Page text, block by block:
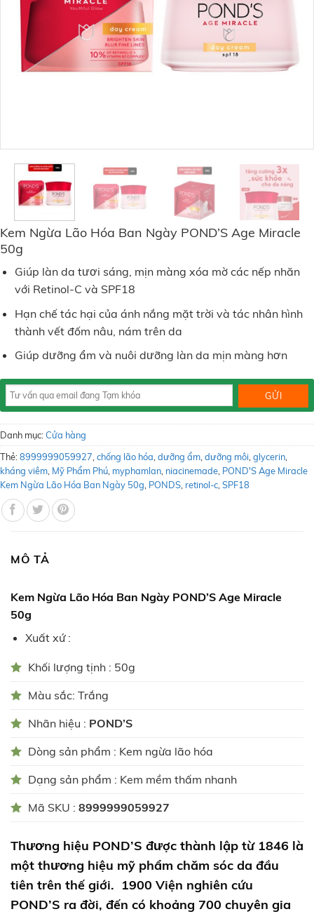
Kem Ngừa Lão Hóa Ban Ngày POND’S Age Miracle
50g
Giúp làn da tươi sáng, mịn màng xóa mờ các nếp nhăn
với Retinol-C và SPF18
Hạn chế tác hại của ánh nắng mặt trời và tác nhân hình
thành vết đốm nâu, nám trên da
Giúp dưỡng ẩm và nuôi dưỡng làn da mịn màng hơn
Danh mục:Cửa hàng
Thẻ:8999999059927 chống lão hóa dưỡng ẩm dưỡng môi glycerin
kháng viêm Mỹ Phẩm Phú myphamlan niacinemade POND'S Age Miracle
Kem Ngừa Lão Hóa Ban Ngày 50g PONDS retinol-c SPF18
MÔ TẢ
Kem Ngừa Lão Hóa Ban Ngày POND’S Age Miracle
50g
Xuất xứ :
Khối lượng tịnh : 50g
Màu sắc: Trắng
Nhãn hiệu : POND’S
Dòng sản phẩm : Kem ngừa lão hóa
Dạng sản phẩm : Kem mềm thấm nhanh
Mã SKU : 8999999059927
Thương hiệu POND’S được thành lập từ 1846 là
một thương hiệu mỹ phẩm chăm sóc da đầu
tiên trên thế giới. 1900 Viện nghiên cứu
POND’S ra đời, đến có khoảng 700 chuyên gia